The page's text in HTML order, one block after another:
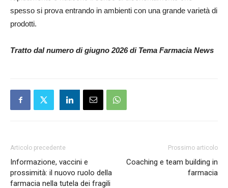
spesso si prova entrando in ambienti con una grande varietà di
prodotti.
Tratto dal numero di giugno 2026 di Tema Farmacia News
Articolo precedente
Informazione, vaccini e
prossimità: il nuovo ruolo della
farmacia nella tutela dei fragili
Prossimo articolo
Coaching e team building in
farmacia